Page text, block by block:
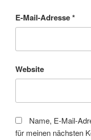
E-Mail-Adresse*
Website
Name, E-Mail-
für meinen nächsten